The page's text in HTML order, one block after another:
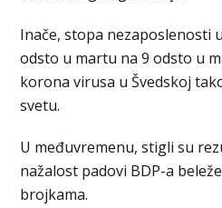
Inače, stopa nezaposlenosti
odsto u martu na 9 odsto u
korona virusa u Švedskoj
svetu.
U međuvremenu, stigli su
nažalost padovi BDP-a
brojkama.